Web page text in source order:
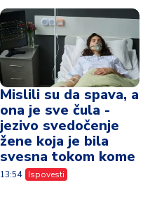
Mislili su da spava, a
ona je sve čula -
jezivo svedočenje
žene koja je bila
svesna tokom kome
13:54 Ispovesti